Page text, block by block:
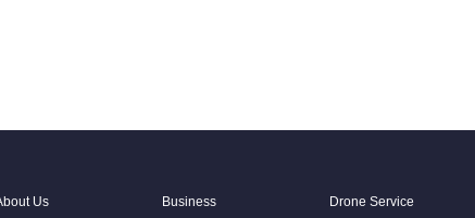
Us Business Drone Service